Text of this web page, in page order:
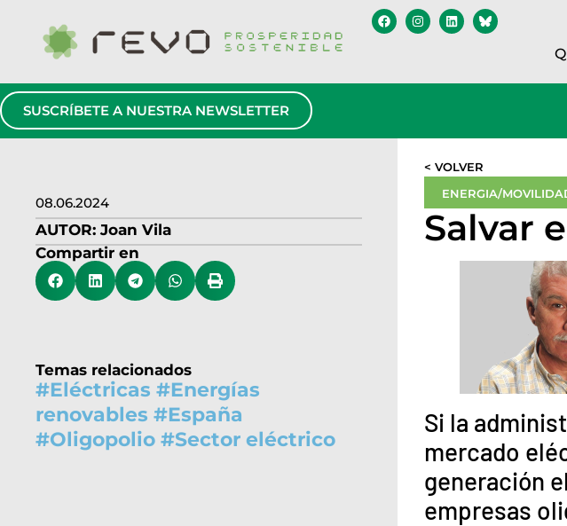
SUSCRÍBETE A NUESTRA NEWSLETTER
08.06.2024
AUTOR: Joan Vila
Compartir en
Temas relacionados
#Eléctricas #Energías
renovables #España
#Oligopolio #Sector eléctrico
< VOLVER
ENERGIA/
Salvar
Si la
mercado
generación
empresas